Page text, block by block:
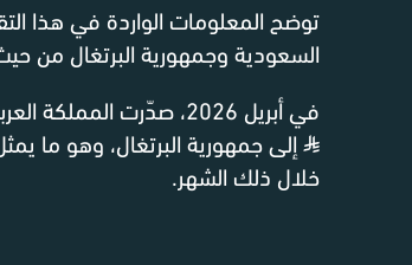
توضح المعلومات الواردة في هذا
السعودية وجمهورية البرتغال من
في أبريل 2026، صدّرت المملكة العربية السعودية منتجات بقيمة 13.1 مليون
⃁
خلال ذلك الشهر.